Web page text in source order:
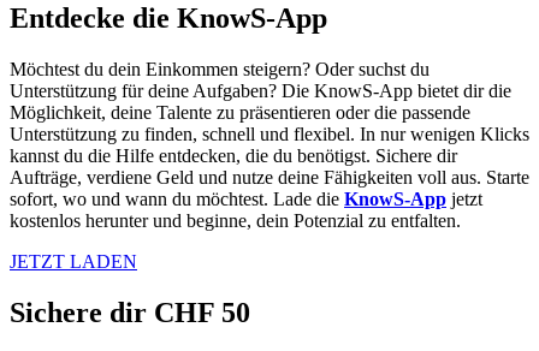
Entdecke die KnowS-App
Möchtest du dein Einkommen steigern? Oder suchst du
Unterstützung für deine Aufgaben? Die KnowS-App bietet dir die
Möglichkeit, deine Talente zu präsentieren oder die passende
Unterstützung zu finden, schnell und flexibel. In nur wenigen Klicks
kannst du die Hilfe entdecken, die du benötigst. Sichere dir
Aufträge, verdiene Geld und nutze deine Fähigkeiten voll aus. Starte
sofort, wo und wann du möchtest. Lade die KnowS-App jetzt
kostenlos herunter und beginne, dein Potenzial zu entfalten.
JETZT LADEN
Sichere dir CHF 50